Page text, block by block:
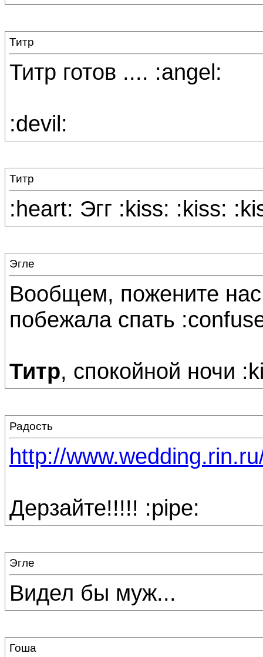
Титр
Титр готов .... :angel:
:devil:
Титр
:heart: Эгг :kiss: :kiss:
Эгле
Вообщем, пожените
побежала спать
Титр, спокойной ночи
Радость
http://
Дерзайте!!!!! :pipe:
Эгле
Видел бы муж...
Гоша